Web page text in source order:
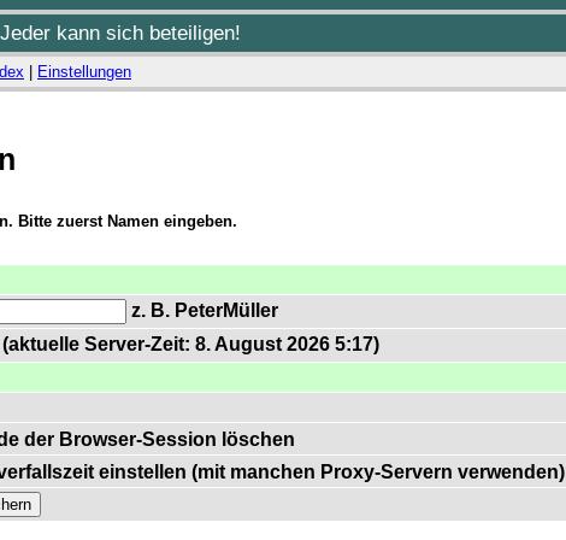
kann sich beteiligen!
Einstellungen
Bitte zuerst Namen eingeben.
z. B. PeterMüller
Server-Zeit: 8. August 2026 5:17)
der Browser-Session löschen
einstellen (mit manchen Proxy-Servern verwenden)